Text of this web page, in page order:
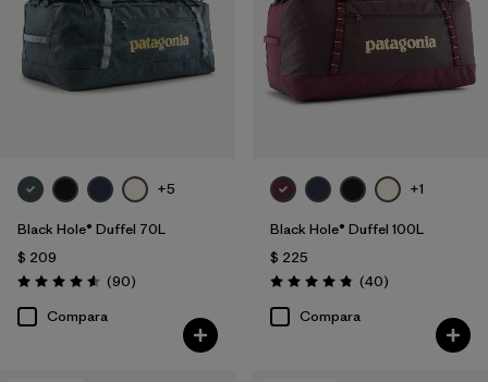
+5
Black Hole® Duffel 70L
$ 209
Valoración: 4.6 / 5
(90Comentarios
)
Compara
+1
Black Hole® Duffel 100L
$ 225
Valoración: 4.8 / 5
(40Comentarios
)
Compara